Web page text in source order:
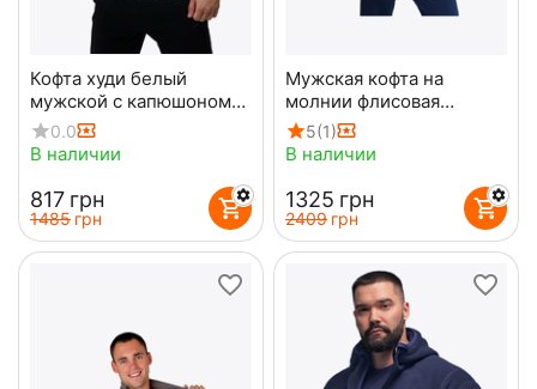
Кофта худи белый
мужской с капюшоном
Anorak warm Gen2 White
0.0
В наличии
‍817‍ грн
‍1485‍ грн
Мужская кофта на
молнии флисовая
Northerman Olive
5(1)
В наличии
‍1325‍ грн
‍2409‍ грн